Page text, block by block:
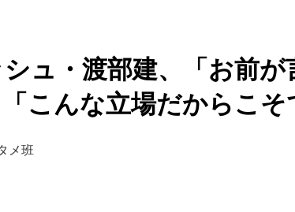
ュ・渡部建、「お前が
こんな立場だからこそ
メ班